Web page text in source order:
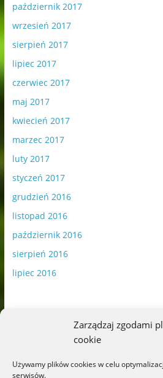
Zarządzaj zgodami
cookie
Używamy plików cookies w celu
serwisów.
październik 2017
wrzesień 2017
sierpień 2017
lipiec 2017
czerwiec 2017
maj 2017
kwiecień 2017
marzec 2017
luty 2017
styczeń 2017
grudzień 2016
listopad 2016
październik 2016
sierpień 2016
lipiec 2016